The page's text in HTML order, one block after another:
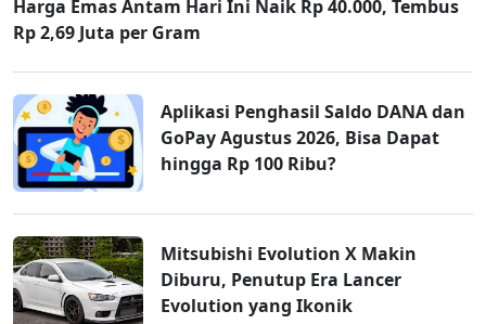
Harga Emas Antam Hari Ini Naik Rp 40.000, Tembus
Rp 2,69 Juta per Gram
Aplikasi Penghasil Saldo DANA dan
GoPay Agustus 2026, Bisa Dapat
hingga Rp 100 Ribu?
Mitsubishi Evolution X Makin
Diburu, Penutup Era Lancer
Evolution yang Ikonik